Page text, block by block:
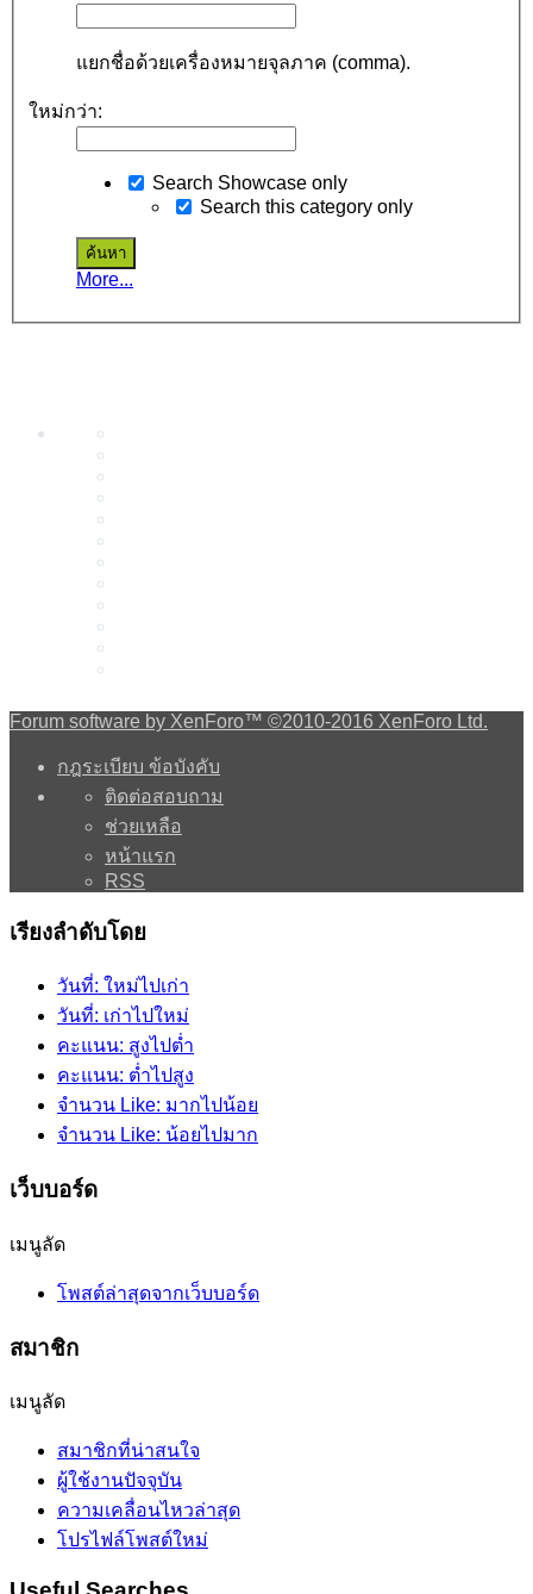
แยกชื่อด้วยเครื่องหมายจุลภาค (comma).
ใหม่กว่า:
Search Showcase only
Search this category only
More...
Forum software by XenForo™ ©2010-2016 XenForo Ltd.
กฎระเบียบ ข้อบังคับ
ติดต่อสอบถาม
ช่วยเหลือ
หน้าแรก
RSS
เรียงลำดับโดย
วันที่: ใหม่ไปเก่า
วันที่: เก่าไปใหม่
คะแนน: สูงไปต่ำ
คะแนน: ต่ำไปสูง
จำนวน Like: มากไปน้อย
จำนวน Like: น้อยไปมาก
เว็บบอร์ด
เมนูลัด
โพสต์ล่าสุดจากเว็บบอร์ด
สมาชิก
เมนูลัด
สมาชิกที่น่าสนใจ
ผู้ใช้งานปัจจุบัน
ความเคลื่อนไหวล่าสุด
โปรไฟล์โพสต์ใหม่